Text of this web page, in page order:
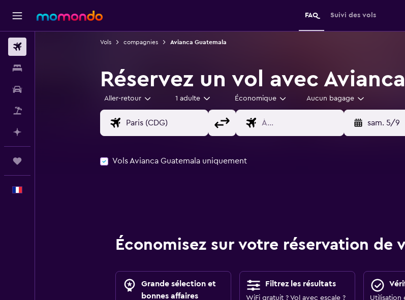
FAQ Suivi des vols
Vols compagnies Avianca Guatemala
Réservez un vol avec
Aller-retour 1 adulte Économique Aucun bagage
sam. 5/9
Vols Avianca Guatemala uniquement
Économisez sur votre réservation de
Grande sélection et
bonnes affaires
Filtrez les résultats
WiFi gratuit ? Vol avec escale ?
Utilisation